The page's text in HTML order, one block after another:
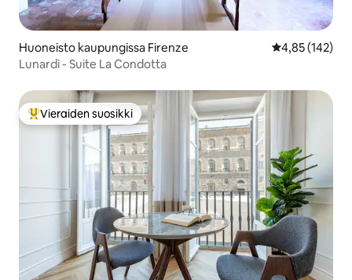
Huoneisto kaupungissa Firenze
4,85 (142)
Lunardi - Suite La Condotta
Vieraiden suosikkien parhaimmistoa
Vieraiden suosikki